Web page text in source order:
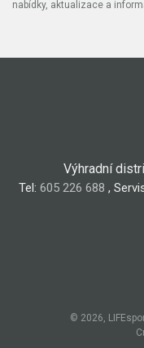
nabídky, aktualizace a
Výhradní
Tel: 605 226 688 ,
© 2026,